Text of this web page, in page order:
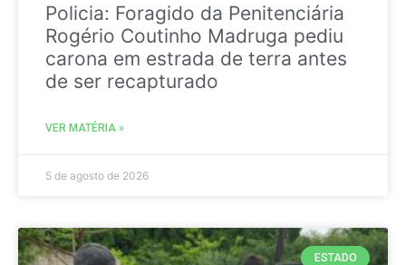
Policia: Foragido da Penitenciária
Rogério Coutinho Madruga pediu
carona em estrada de terra antes
de ser recapturado
VER MATÉRIA »
5 de agosto de 2026
ESTADO